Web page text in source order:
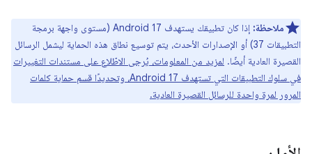
ملاحظة:
إذا كان تطبيقك يستهدف Android 17 (مستوى واجهة برمجة
التطبيقات 37) أو الإصدارات الأحدث، يتم توسيع نطاق هذه الحماية ليشمل الرسائل
القصيرة العادية أيضًا. لمزيد من المعلومات، يُرجى الاطّلاع على مستندات التغييرات
في سلوك التطبيقات التي تستهدف Android 17، وتحديدًا قسم حماية كلمات
المرور لمرة واحدة للرسائل القصيرة العادية.